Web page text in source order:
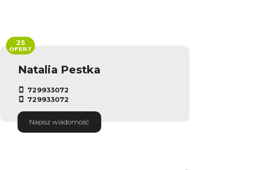
Natalia Pestka
729933072
729933072
Napisz wiadomość
25
OFERT